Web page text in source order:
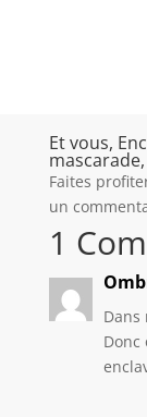
Et vous,
Faites
un
1
Dans
Donc